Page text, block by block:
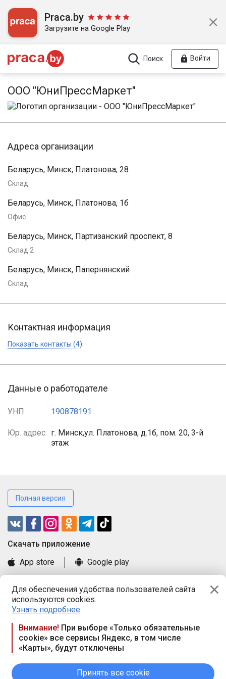
Для обеспечения удобства пользователей сайта
используются cookies.
Узнать подробнее
Внимание! При выборе «Только обязательные
cookie» все сервисы Яндекс, в том числе
«Карты», будут отключены
Принять все cookie
Praca.by
Загрузите на Google Play
Поиск Войти
ООО "ЮниПрессМаркет"
Адреса организации
Беларусь, Минск, Платонова, 28
Склад
Беларусь, Минск, Платонова, 1б
Офис
Беларусь, Минск, Партизанский проспект, 8
Склад 2
Беларусь, Минск, Папернянский
Склад
Контактная информация
Показать контакты (4)
Данные о работодателе
УНП: 190878191
Юр. адрес: г. Минск,ул. Платонова, д.1б, пом. 20, 3-й
этаж
Полная версия
Cкачать приложение
App store
Google play
Книга замечаний и предложений
Правила и документы
Praca.by © 2000—2026, ООО «ПРАЦА БАЙ»
Республика Беларусь, 220114, г. Минск, пр-т Независимости
117а, пом. № 9.
вых. дн. — сб., вс.
Режим работы сайта — круглосуточно. E-mail ООО «ПРАЦА